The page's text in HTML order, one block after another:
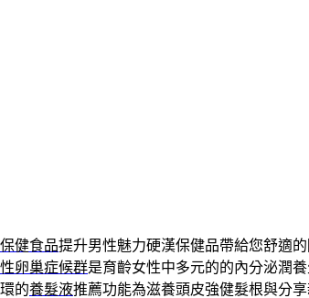
健食品提升男性魅力硬漢保健品帶給您舒適
卵巢症候群是育齡女性中多元的的內分泌潤
的養髮液推薦功能為滋養頭皮強健髮根與分